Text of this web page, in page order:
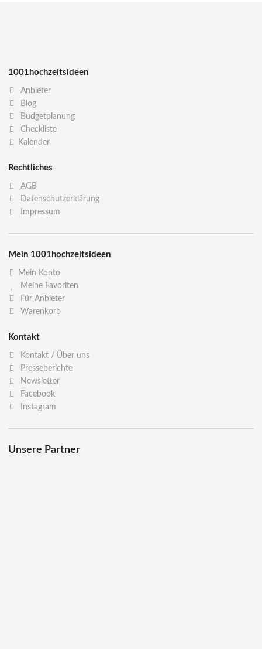
1001hochzeitsideen
Anbieter
Blog
Budgetplanung
Checkliste
Kalender
Rechtliches
AGB
Datenschutzerklärung
Impressum
Mein 1001hochzeitsideen
Mein Konto
Meine Favoriten
Für Anbieter
Warenkorb
Kontakt
Kontakt / Über uns
Presseberichte
Newsletter
Facebook
Instagram
Unsere Partner